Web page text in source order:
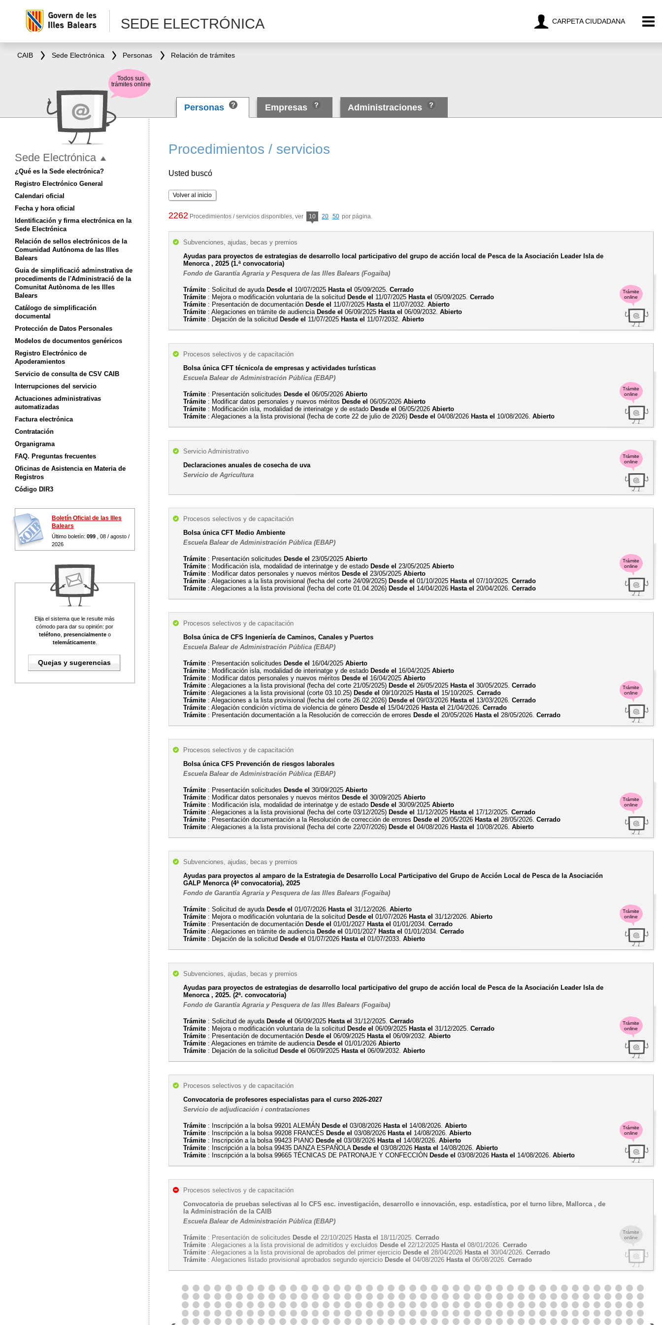
SEDE ELECTRÓNICA CARPETA CIUDADANA
CAIB Sede Electrónica Personas Relación de trámites
Personas Empresas Administraciones
Procedimientos / servicios
Usted buscó
Volver al inicio
2262 Procedimientos / servicios disponibles, ver 10 20 50 por página.
Trámite
online
Subvenciones, ajudas, becas y premios
Ayudas para proyectos de estrategias de desarrollo local participativo del grupo de acción local de Pesca de la Asociación Leader Isla de
Menorca , 2025 (1.ª convocatoria)
Fondo de Garantía Agraria y Pesquera de las Illes Balears (Fogaiba)
Trámite : Solicitud de ayuda Desde el 10/07/2025 Hasta el 05/09/2025.Cerrado
Trámite : Mejora o modificación voluntaria de la solicitud Desde el 11/07/2025 Hasta el 05/09/2025.Cerrado
Trámite : Presentación de documentación Desde el 11/07/2025 Hasta el 11/07/2032.Abierto
Trámite : Alegaciones en trámite de audiencia Desde el 06/09/2025 Hasta el 06/09/2032.Abierto
Trámite : Dejación de la solicitud Desde el 11/07/2025 Hasta el 11/07/2032.Abierto
Trámite
online
Procesos selectivos y de capacitación
Bolsa única CFT técnico/a de empresas y actividades turísticas
Escuela Balear de Administración Pública (EBAP)
Trámite : Presentación solicitudes Desde el 06/05/2026Abierto
Trámite : Modificar datos personales y nuevos méritos Desde el 06/05/2026Abierto
Trámite : Modificación isla, modalidad de interinatge y de estado Desde el 06/05/2026Abierto
Trámite : Alegaciones a la lista provisional (fecha de corte 22 de julio de 2026) Desde el 04/08/2026 Hasta el 10/08/2026.Abierto
Trámite
online
Servicio Administrativo
Declaraciones anuales de cosecha de uva
Servicio de Agricultura
Trámite
online
Procesos selectivos y de capacitación
Bolsa única CFT Medio Ambiente
Escuela Balear de Administración Pública (EBAP)
Trámite : Presentación solicitudes Desde el 23/05/2025Abierto
Trámite : Modificación isla, modalidad de interinatge y de estado Desde el 23/05/2025Abierto
Trámite : Modificar datos personales y nuevos méritos Desde el 23/05/2025Abierto
Trámite : Alegaciones a la lista provisional (fecha del corte 24/09/2025) Desde el 01/10/2025 Hasta el 07/10/2025.Cerrado
Trámite : Alegaciones a la lista provisional (fecha del corte 01.04.2026) Desde el 14/04/2026 Hasta el 20/04/2026.Cerrado
Trámite
online
Procesos selectivos y de capacitación
Bolsa única de CFS Ingeniería de Caminos, Canales y Puertos
Escuela Balear de Administración Pública (EBAP)
Trámite : Presentación solicitudes Desde el 16/04/2025Abierto
Trámite : Modificación isla, modalidad de interinatge y de estado Desde el 16/04/2025Abierto
Trámite : Modificar datos personales y nuevos méritos Desde el 16/04/2025Abierto
Trámite : Alegaciones a la lista provisional (fecha del corte 21/05/2025) Desde el 26/05/2025 Hasta el 30/05/2025.Cerrado
Trámite : Alegaciones a la lista provisional (corte 03.10.25) Desde el 09/10/2025 Hasta el 15/10/2025.Cerrado
Trámite : Alegaciones a la lista provisional (fecha del corte 26.02.2026) Desde el 09/03/2026 Hasta el 13/03/2026.Cerrado
Trámite : Alegación condición víctima de violencia de género Desde el 15/04/2026 Hasta el 21/04/2026.Cerrado
Trámite : Presentación documentación a la Resolución de corrección de errores Desde el 20/05/2026 Hasta el 28/05/2026.Cerrado
Trámite
online
Procesos selectivos y de capacitación
Bolsa única CFS Prevención de riesgos laborales
Escuela Balear de Administración Pública (EBAP)
Trámite : Presentación solicitudes Desde el 30/09/2025Abierto
Trámite : Modificar datos personales y nuevos méritos Desde el 30/09/2025Abierto
Trámite : Modificación isla, modalidad de interinatge y de estado Desde el 30/09/2025Abierto
Trámite : Alegaciones a la lista provisional (fecha del corte 03/12/2025) Desde el 11/12/2025 Hasta el 17/12/2025.Cerrado
Trámite : Presentación documentación a la Resolución de corrección de errores Desde el 20/05/2026 Hasta el 28/05/2026.Cerrado
Trámite : Alegaciones a la lista provisional (fecha del corte 22/07/2026) Desde el 04/08/2026 Hasta el 10/08/2026.Abierto
Trámite
online
Subvenciones, ajudas, becas y premios
Ayudas para proyectos al amparo de la Estrategia de Desarrollo Local Participativo del Grupo de Acción Local de Pesca de la Asociación
GALP Menorca (4ª convocatoria), 2025
Fondo de Garantía Agraria y Pesquera de las Illes Balears (Fogaiba)
Trámite : Solicitud de ayuda Desde el 01/07/2026 Hasta el 31/12/2026.Abierto
Trámite : Mejora o modificación voluntaria de la solicitud Desde el 01/07/2026 Hasta el 31/12/2026.Abierto
Trámite : Presentación de documentación Desde el 01/01/2027 Hasta el 01/01/2034.Cerrado
Trámite : Alegaciones en trámite de audiencia Desde el 01/01/2027 Hasta el 01/01/2034.Cerrado
Trámite : Dejación de la solicitud Desde el 01/07/2026 Hasta el 01/07/2033.Abierto
Trámite
online
Subvenciones, ajudas, becas y premios
Ayudas para proyectos de estrategias de desarrollo local participativo del grupo de acción local de Pesca de la Asociación Leader Isla de
Menorca , 2025. (2ª. convocatoria)
Fondo de Garantía Agraria y Pesquera de las Illes Balears (Fogaiba)
Trámite : Solicitud de ayuda Desde el 06/09/2025 Hasta el 31/12/2025.Cerrado
Trámite : Mejora o modificación voluntaria de la solicitud Desde el 06/09/2025 Hasta el 31/12/2025.Cerrado
Trámite : Presentación de documentación Desde el 06/09/2025 Hasta el 06/09/2032.Abierto
Trámite : Alegaciones en trámite de audiencia Desde el 01/01/2026Abierto
Trámite : Dejación de la solicitud Desde el 06/09/2025 Hasta el 06/09/2032.Abierto
Trámite
online
Procesos selectivos y de capacitación
Convocatoria de profesores especialistas para el curso 2026-2027
Servicio de adjudicación i contrataciones
Trámite : Inscripción a la bolsa 99201 ALEMÁN Desde el 03/08/2026 Hasta el 14/08/2026.Abierto
Trámite : Inscripción a la bolsa 99208 FRANCÉS Desde el 03/08/2026 Hasta el 14/08/2026.Abierto
Trámite : Inscripción a la bolsa 99423 PIANO Desde el 03/08/2026 Hasta el 14/08/2026.Abierto
Trámite : Inscripción a la bolsa 99435 DANZA ESPAÑOLA Desde el 03/08/2026 Hasta el 14/08/2026.Abierto
Trámite : Inscripción a la bolsa 99665 TÉCNICAS DE PATRONAJE Y CONFECCIÓN Desde el 03/08/2026 Hasta el 14/08/2026.Abierto
Trámite
online
Procesos selectivos y de capacitación
Convocatoria de pruebas selectivas al lo CFS esc. investigación, desarrollo e innovación, esp. estadística, por el turno libre, Mallorca , de
la Administración de la CAIB
Escuela Balear de Administración Pública (EBAP)
Trámite : Presentación de solicitudes Desde el 22/10/2025 Hasta el 18/11/2025.Cerrado
Trámite : Alegaciones a la lista provisional de admitidos y excluidos Desde el 22/12/2025 Hasta el 08/01/2026.Cerrado
Trámite : Alegaciones a la lista provisional de aprobados del primer ejercicio Desde el 28/04/2026 Hasta el 30/04/2026.Cerrado
Trámite : Alegaciones listado provisional aprobados segundo ejercicio Desde el 04/08/2026 Hasta el 06/08/2026.Cerrado
Todos sus
trámites online
Sede Electrónica
¿Qué es la Sede electrónica?
Registro Electrónico General
Calendari oficial
Fecha y hora oficial
Identificación y firma electrónica en la
Sede Electrónica
Relación de sellos electrónicos de la
Comunidad Autónoma de las Illes
Balears
Guia de simplificació adminstrativa de
procediments de l'Administració de la
Comunitat Autònoma de les Illes
Balears
Catálogo de simplificación
documental
Protección de Datos Personales
Modelos de documentos genéricos
Registro Electrónico de
Apoderamientos
Servicio de consulta de CSV CAIB
Interrupciones del servicio
Actuaciones administrativas
automatizadas
Factura electrónica
Contratación
Organigrama
FAQ. Preguntas frecuentes
Oficinas de Asistencia en Materia de
Registros
Código DIR3
Boletín Oficial de las Illes
Balears
Último boletín:099 , 08 / agosto /
2026
Elija el sistema que le resulte más
cómodo para dar su opinión: por
teléfono, presencialmenteo
telemáticamente.
Quejas y sugerencias